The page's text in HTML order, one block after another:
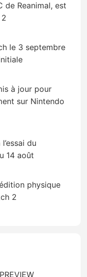
de Reanimal, est
le 3 septembre
à jour pour
sur Nintendo
du
14 août
physique
2